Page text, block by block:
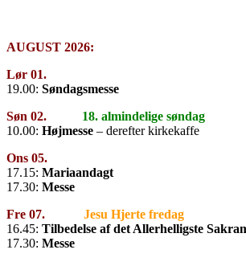
AUGUST 2026:
Lør 01.
19.00: Søndagsmesse
Søn 02.
18. almindelige søndag
10.00: Højmesse – derefter kirkekaffe
Ons 05.
17.15: Mariaandagt
17.30: Messe
Fre 07.
Jesu Hjerte fredag
16.45: Tilbedelse af det Allerhelligste
17.30: Messe